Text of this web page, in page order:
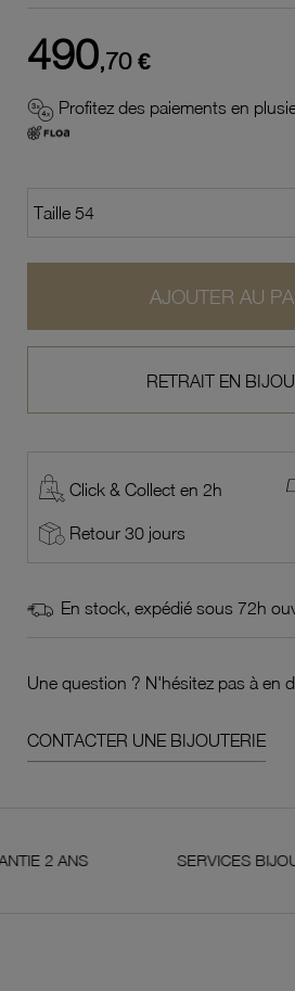
490,70 €
Profitez des paiements en
AJOUTER AU
RETRAIT EN
Click & Collect en 2h
Retour 30 jours
En stock, expédié sous 72h
Une question ? N'hésitez pas à en
CONTACTER UNE BIJOUTERIE
SERVICES BIJOUTIERS